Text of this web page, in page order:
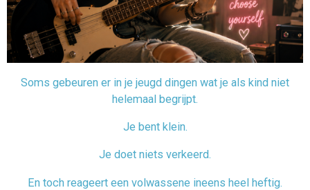
Soms gebeuren er in je jeugd dingen wat je als kind niet
helemaal begrijpt.
Je bent klein.
Je doet niets verkeerd.
En toch reageert een volwassene ineens heel heftig.